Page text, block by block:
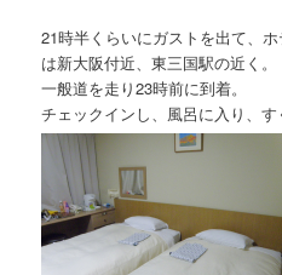
21時半くらいにガストを出て、
は新大阪付近、東三国駅の近く。
一般道を走り23時前に到着。
チェックインし、風呂に入り、す